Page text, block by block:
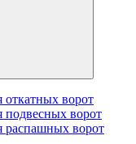
ворот
ворот
ворот